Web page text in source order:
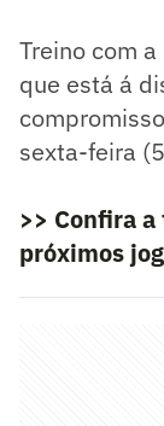
Treino com
que está á
sexta-feira
>> Confira
próximos